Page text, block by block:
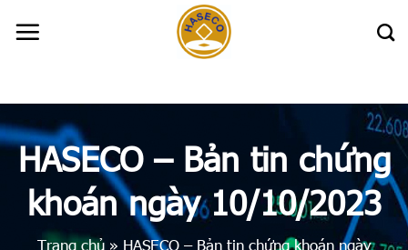
HASECO – Bản tin chứng
khoán ngày 10/10/2023
Trang chủ » HASECO – Bản tin chứng khoán ngày